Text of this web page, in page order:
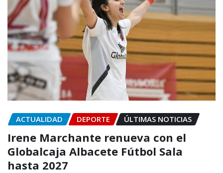
ACTUALIDAD DEPORTE ÚLTIMAS NOTICIAS
Irene Marchante renueva con el
Globalcaja Albacete Fútbol Sala
hasta 2027